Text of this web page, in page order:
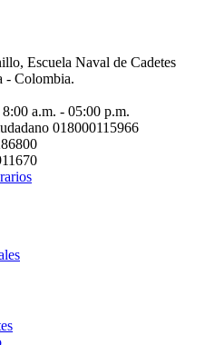
Escuela Naval de Cadetes
- Colombia.
a.m. - 05:00 p.m.
018000115966